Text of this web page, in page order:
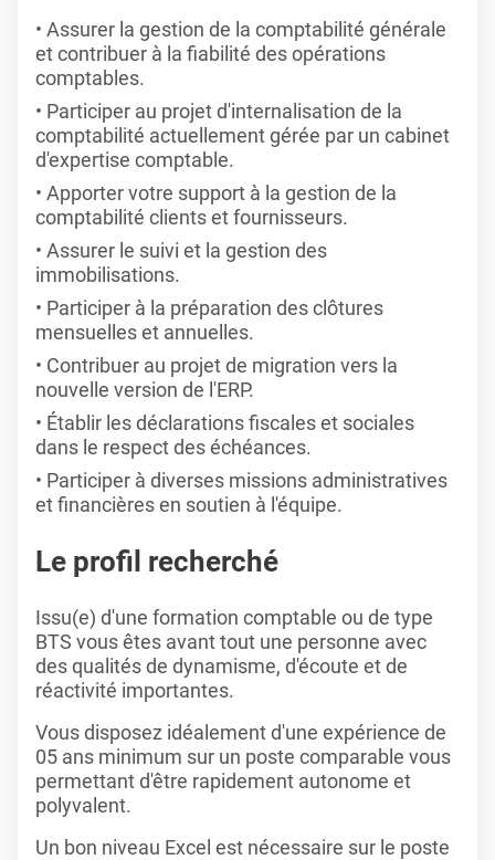
Assurer la gestion de la comptabilité générale
et contribuer à la fiabilité des opérations
comptables.
Participer au projet d'internalisation de la
comptabilité actuellement gérée par un cabinet
d'expertise comptable.
Apporter votre support à la gestion de la
comptabilité clients et fournisseurs.
Assurer le suivi et la gestion des
immobilisations.
Participer à la préparation des clôtures
mensuelles et annuelles.
Contribuer au projet de migration vers la
nouvelle version de l'ERP.
Établir les déclarations fiscales et sociales
dans le respect des échéances.
Participer à diverses missions administratives
et financières en soutien à l'équipe.
Le profil recherché
Issu(e) d'une formation comptable ou de type
BTS vous êtes avant tout une personne avec
des qualités de dynamisme, d'écoute et de
réactivité importantes.
Vous disposez idéalement d'une expérience de
05 ans minimum sur un poste comparable vous
permettant d'être rapidement autonome et
polyvalent.
Un bon niveau Excel est nécessaire sur le poste